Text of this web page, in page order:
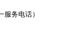
服务电话）